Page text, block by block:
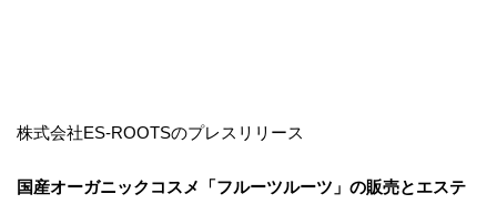
株式会社ES-ROOTSのプレスリリース
国産オーガニックコスメ「フルーツルーツ」の販売とエステ